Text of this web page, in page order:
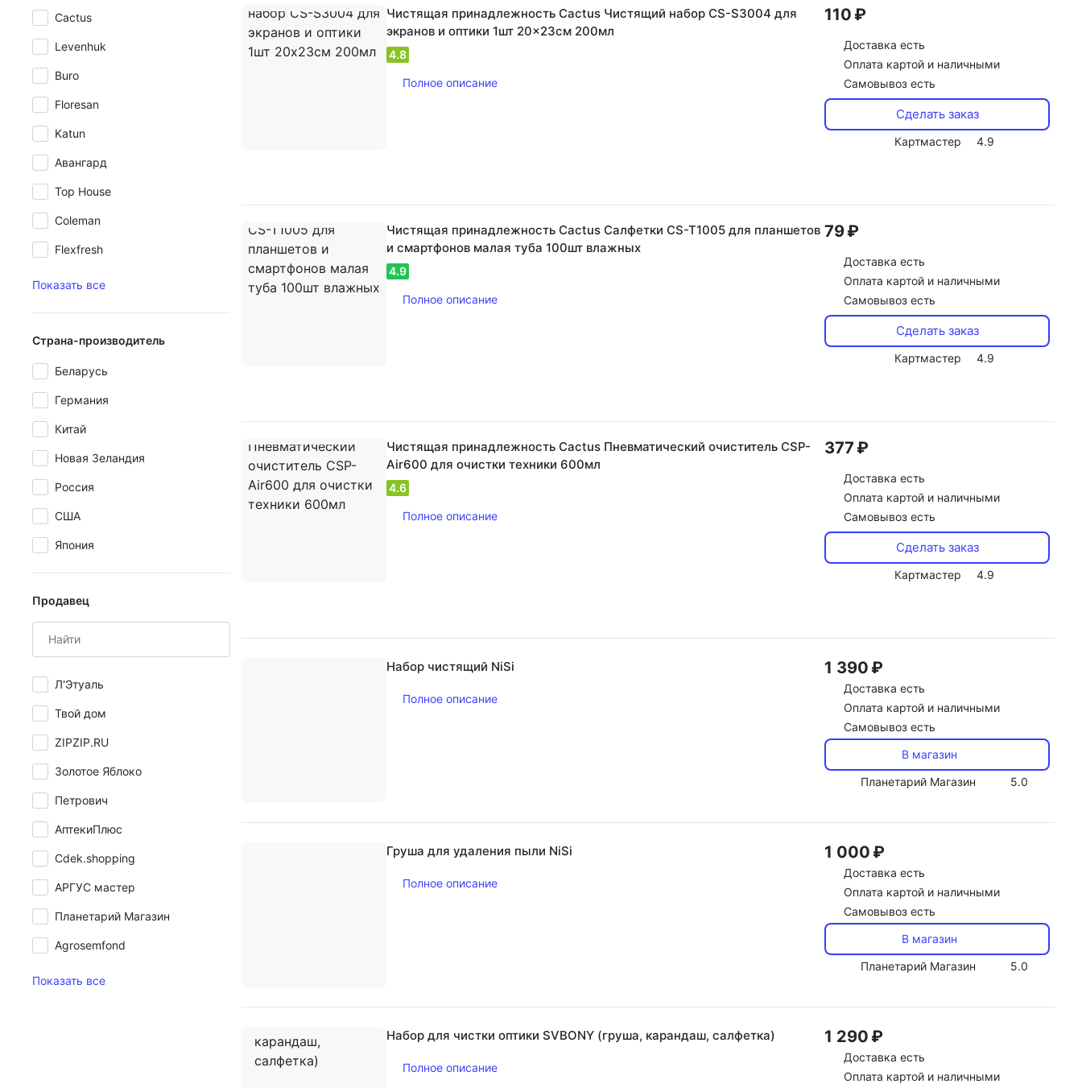
Cactus
Levenhuk
Buro
Floresan
Katun
Авангард
Top House
Coleman
Flexfresh
Показать все
Страна-производитель
Беларусь
Германия
Китай
Новая Зеландия
Россия
США
Япония
Продавец
Л'Этуаль
Твой дом
ZIPZIP.RU
Золотое Яблоко
Петрович
АптекиПлюс
Cdek.shopping
АРГУС мастер
Планетарий Магазин
Agrosemfond
Показать все
Чистящая принадлежность Cactus Чистящий набор CS-S3004 для
экранов и оптики 1шт 20x23см 200мл
4.8
Полное описание
110 ₽
Доставка есть
Оплата картой и наличными
Самовывоз есть
Сделать заказ
Картмастер 4.9
Чистящая принадлежность Cactus Салфетки CS-T1005 для планшетов
и смартфонов малая туба 100шт влажных
4.9
Полное описание
79 ₽
Доставка есть
Оплата картой и наличными
Самовывоз есть
Сделать заказ
Картмастер 4.9
Чистящая принадлежность Cactus Пневматический очиститель CSP-
Air600 для очистки техники 600мл
4.6
Полное описание
377 ₽
Доставка есть
Оплата картой и наличными
Самовывоз есть
Сделать заказ
Картмастер 4.9
Набор чистящий NiSi
Полное описание
1 390 ₽
Доставка есть
Оплата картой и наличными
Самовывоз есть
В магазин
Планетарий Магазин
5.0
Груша для удаления пыли NiSi
Полное описание
1 000 ₽
Доставка есть
Оплата картой и наличными
Самовывоз есть
В магазин
Планетарий Магазин
5.0
Набор для чистки оптики SVBONY (груша, карандаш, салфетка)
Полное описание
1 290 ₽
Доставка есть
Оплата картой и наличными